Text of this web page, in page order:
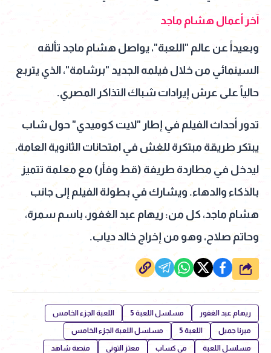
آخر أعمال هشام ماجد
وبعيداً عن عالم "اللعبة"، يواصل هشام ماجد تألقه
السينمائي من خلال فيلمه الجديد "برشامة"، الذي يتربع
حالياً على عرش إيرادات شباك التذاكر المصري.
تدور أحداث الفيلم في إطار "لايت كوميدي" حول شاب
يبتكر طريقة مبتكرة للغش في امتحانات الثانوية العامة،
ليدخل في مطاردة طريفة (قط وفأر) مع معلمة تتميز
بالذكاء والدهاء. ويشارك في بطولة الفيلم إلى جانب
هشام ماجد، كل من: ريهام عبد الغفور، باسم سمرة،
وحاتم صلاح، وهو من إخراج خالد دياب.
شارك
ريهام عبد الغفور مسلسل اللعبة 5 اللعبة الجزء الخامس
ميرنا جميل اللعبة 5 مسلسل اللعبة الجزء الخامس
مسلسل اللعبة مي كساب معتز التوني منصة شاهد